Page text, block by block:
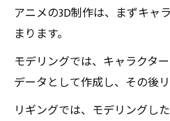
アニメの3D制作は、まずキャ
まります。
モデリングでは、キャラクタ
データとして作成し、その後
リギングでは、モデリングし